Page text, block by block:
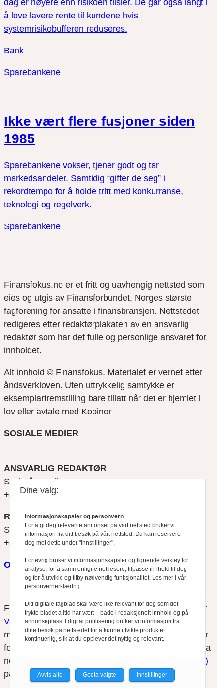
dag er høyere enn risikoen tilsier. De går også langt i
å love lavere rente til kundene hvis
systemrisikobufferen reduseres.
Bank
Sparebankene
Ikke vært flere fusjoner siden
1985
Sparebankene vokser, tjener godt og tar
markedsandeler. Samtidig “gifter de seg” i
rekordtempo for å holde tritt med konkurranse,
teknologi og regelverk.
Sparebankene
Finansfokus.no er et fritt og uavhengig nettsted som
eies og utgis av Finansforbundet, Norges største
fagforening for ansatte i finansbransjen. Nettstedet
redigeres etter redaktørplakaten av en ansvarlig
redaktør som har det fulle og personlige ansvaret for
innholdet.
Alt innhold © Finansfokus. Materialet er vernet etter
åndsverkloven. Uten uttrykkelig samtykke er
eksemplarfremstilling bare tillatt når det er hjemlet i
lov eller avtale med Kopinor
SOSIALE MEDIER
ANSVARLIG REDAKTØR
Svein Åge Eriksen
+47 900 79 547
REDAKTØR
Sjur Anda
+47 470 34 460
Om oss
Finansfokus arbeider etterRedaktørplakatenog
Vær
Varsom-plakatensregler for god presseskikk, som
medlem av Fagpressen. Finansfokus har ikke ansvar
for innhold på eksterne nettsider som det lenkes til fra
nettsidene. Vi benytter
informasjonskapsler (cookies)
på våre nettsider.
Dine valg:
Informasjonskapsler og personvern
For å gi deg relevante annonser på vårt nettsted bruker vi
informasjon fra ditt besøk på vårt nettsted. Du kan reservere
deg mot dette under "Innstillinger".
For øvrig bruker vi informasjonskapsler og lignende verktøy for
analyse, for å sammenligne nettlesere, tilpasse innhold til deg
og for å utvikle og tilby nødvendig funksjonalitet. Les mer i vår
personvernerklæring.
Ditt digitale fagblad skal være like relevant for deg som det
trykte bladet alltid har vært – bade i redaksjonelt innhold og på
annonseplass. I digital publisering bruker vi informasjon fra
dine besøk på nettstedet for å kunne utvikle produktet
kontinuerlig, slik at du opplever det nyttig og relevant.
Avvis alle Godta valgte Innstillinger